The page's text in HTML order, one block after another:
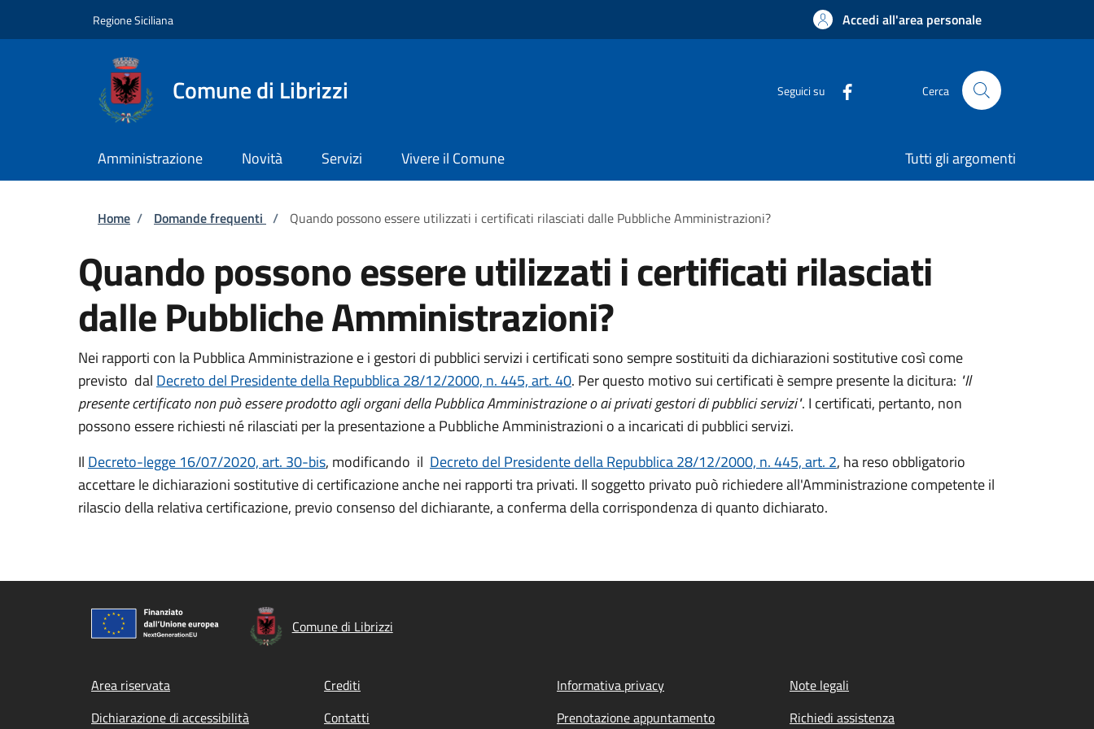
Regione Siciliana Accedi all'area personale
Comune di Librizzi Seguici su Cerca
Amministrazione Novità Servizi Vivere il Comune Tutti gli argomenti
Briciole di pane
Home / Domande frequenti / Quando possono essere utilizzati i certificati rilasciati dalle Pubbliche Amministrazioni?
Quando possono essere utilizzati i certificati rilasciati
dalle Pubbliche Amministrazioni?
Nei rapporti con la Pubblica Amministrazione e i gestori di pubblici servizi i certificati sono sempre sostituiti da dichiarazioni sostitutive così come
previsto dal Decreto del Presidente della Repubblica 28/12/2000, n. 445, art. 40. Per questo motivo sui certificati è sempre presente la dicitura: "Il
presente certificato non può essere prodotto agli organi della Pubblica Amministrazione o ai privati gestori di pubblici servizi". I certificati, pertanto, non
possono essere richiesti né rilasciati per la presentazione a Pubbliche Amministrazioni o a incaricati di pubblici servizi.
Il Decreto-legge 16/07/2020, art. 30-bis, modificando il Decreto del Presidente della Repubblica 28/12/2000, n. 445, art. 2, ha reso obbligatorio
accettare le dichiarazioni sostitutive di certificazione anche nei rapporti tra privati. Il soggetto privato può richiedere all'Amministrazione competente il
rilascio della relativa certificazione, previo consenso del dichiarante, a conferma della corrispondenza di quanto dichiarato.
Comune di Librizzi
Footer menu
Area riservata Crediti Informativa privacy
Note legali
Dichiarazione di accessibilità
Contatti Prenotazione appuntamento Richiedi assistenza